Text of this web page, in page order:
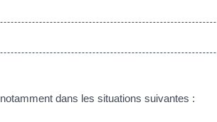
dans les situations suivantes :